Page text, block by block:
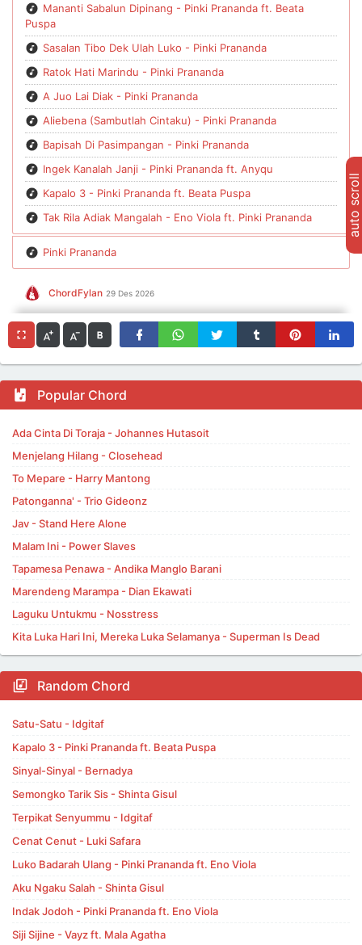
Mananti Sabalun Dipinang - Pinki Prananda ft. Beata
Puspa
Sasalan Tibo Dek Ulah Luko - Pinki Prananda
Ratok Hati Marindu - Pinki Prananda
A Juo Lai Diak - Pinki Prananda
Aliebena (Sambutlah Cintaku) - Pinki Prananda
Bapisah Di Pasimpangan - Pinki Prananda
Ingek Kanalah Janji - Pinki Prananda ft. Anyqu
Kapalo 3 - Pinki Prananda ft. Beata Puspa
Tak Rila Adiak Mangalah - Eno Viola ft. Pinki Prananda
Pinki Prananda
ChordFylan 29 Des 2026
Popular Chord
Ada Cinta Di Toraja - Johannes Hutasoit
Menjelang Hilang - Closehead
To Mepare - Harry Mantong
Patonganna' - Trio Gideonz
Jav - Stand Here Alone
Malam Ini - Power Slaves
Tapamesa Penawa - Andika Manglo Barani
Marendeng Marampa - Dian Ekawati
Laguku Untukmu - Nosstress
Kita Luka Hari Ini, Mereka Luka Selamanya - Superman Is Dead
Random Chord
Satu-Satu - Idgitaf
Kapalo 3 - Pinki Prananda ft. Beata Puspa
Sinyal-Sinyal - Bernadya
Semongko Tarik Sis - Shinta Gisul
Terpikat Senyummu - Idgitaf
Cenat Cenut - Luki Safara
Luko Badarah Ulang - Pinki Prananda ft. Eno Viola
Aku Ngaku Salah - Shinta Gisul
Indak Jodoh - Pinki Prananda ft. Eno Viola
Siji Sijine - Vayz ft. Mala Agatha
auto scroll